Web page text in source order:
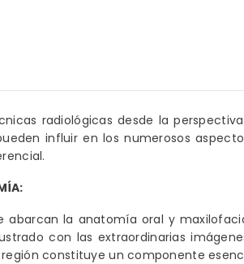
radiológicas desde la
influir en los numerosos
abarcan la anatomía oral y
con las extraordinarias
constituye un componente